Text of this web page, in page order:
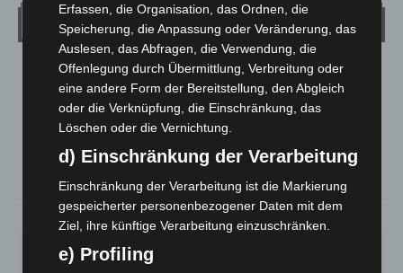
Wetter
LANGENHAGEN
12 °C
11 °
93% 1.8m/s 38%
SA.
27°
SO.
34°
Erfassen, die Organisation, das Ordnen, die
Speicherung, die Anpassung oder Veränderung, das
Auslesen, das Abfragen, die Verwendung, die
Offenlegung durch Übermittlung, Verbreitung oder
eine andere Form der Bereitstellung, den Abgleich
oder die Verknüpfung, die Einschränkung, das
Löschen oder die Vernichtung.
d) Einschränkung der Verarbeitung
Einschränkung der Verarbeitung ist die Markierung
gespeicherter personenbezogener Daten mit dem
Ziel, ihre künftige Verarbeitung einzuschränken.
e) Profiling